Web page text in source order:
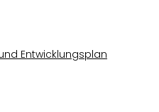
Entwicklungsplan